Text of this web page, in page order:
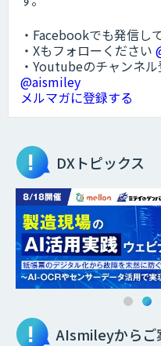
・Facebookでも発信し
・Xもフォローください
・Youtubeのチャンネ
@aismiley
メルマガに登録する
DXトピックス
AIsmileyからご